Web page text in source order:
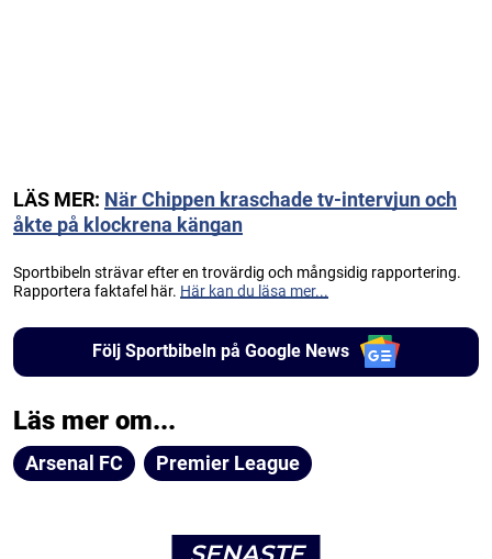
LÄS MER: När Chippen kraschade tv-intervjun och
åkte på klockrena kängan
Sportbibeln strävar efter en trovärdig och mångsidig rapportering.
Rapportera faktafel här. Här kan du läsa mer...
Följ Sportbibeln på Google News
Läs mer om...
Arsenal FC Premier League